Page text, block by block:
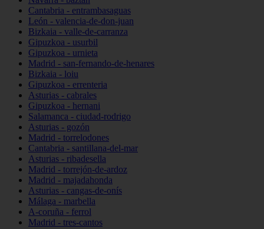
Cantabria - entrambasaguas
León - valencia-de-don-juan
Bizkaia - valle-de-carranza
Gipuzkoa - usurbil
Gipuzkoa - urnieta
Madrid - san-fernando-de-henares
Bizkaia - loiu
Gipuzkoa - errenteria
Asturias - cabrales
Gipuzkoa - hernani
Salamanca - ciudad-rodrigo
Asturias - gozón
Madrid - torrelodones
Cantabria - santillana-del-mar
Asturias - ribadesella
Madrid - torrejón-de-ardoz
Madrid - majadahonda
Asturias - cangas-de-onís
Málaga - marbella
A-coruña - ferrol
Madrid - tres-cantos